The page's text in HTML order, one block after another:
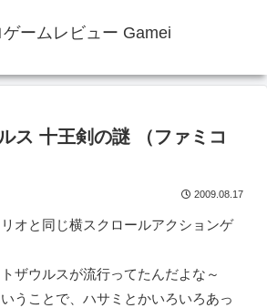
ゲームレビュー Gamei
ス 十王剣の謎 （ファミコ
2009.08.17
オと同じ横スクロールアクションゲ
ザウルスが流行ってたんだよな～
いうことで、ハサミとかいろいろあっ